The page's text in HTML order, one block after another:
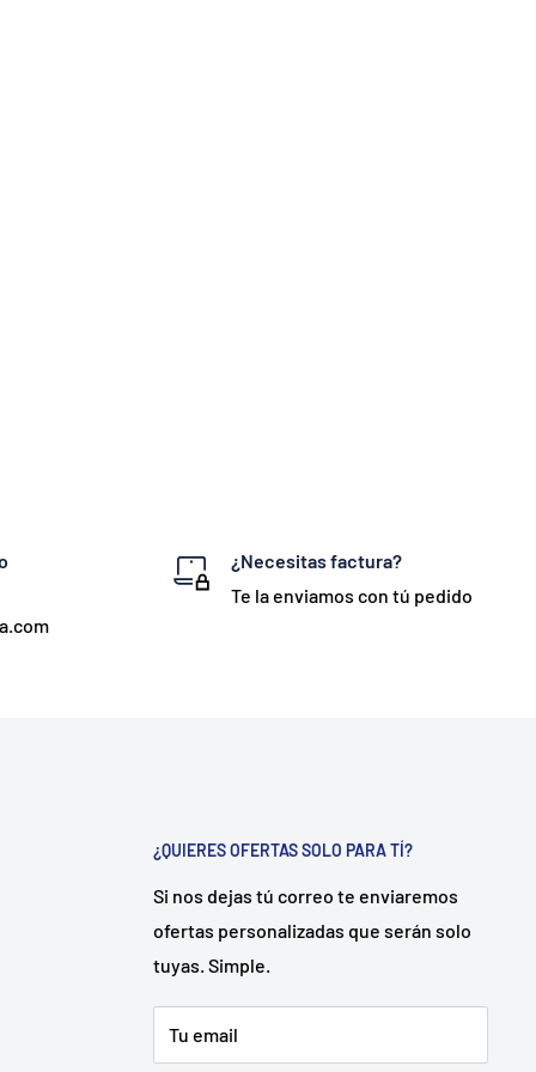
¿Necesitas factura?
Te la enviamos con tú pedido
¿QUIERES OFERTAS SOLO PARA TÍ?
Si nos dejas tú correo te enviaremos
ofertas personalizadas que serán solo
tuyas. Simple.
Tu email